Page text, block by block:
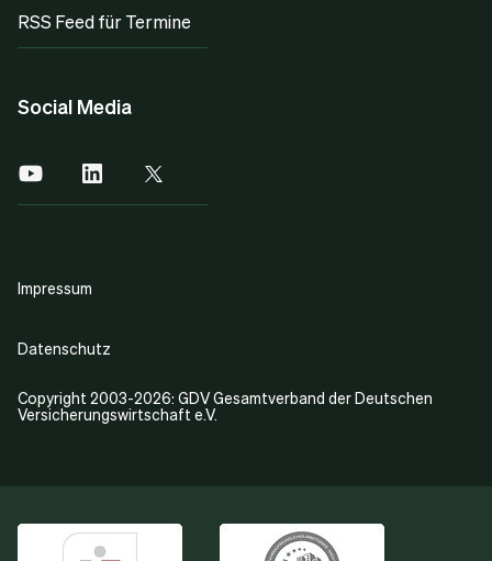
RSS Feed für Termine
Social Media
Copyright 2003-2026: GDV Gesamtverband der Deutschen
Versicherungswirtschaft e.V.
Impressum
Datenschutz